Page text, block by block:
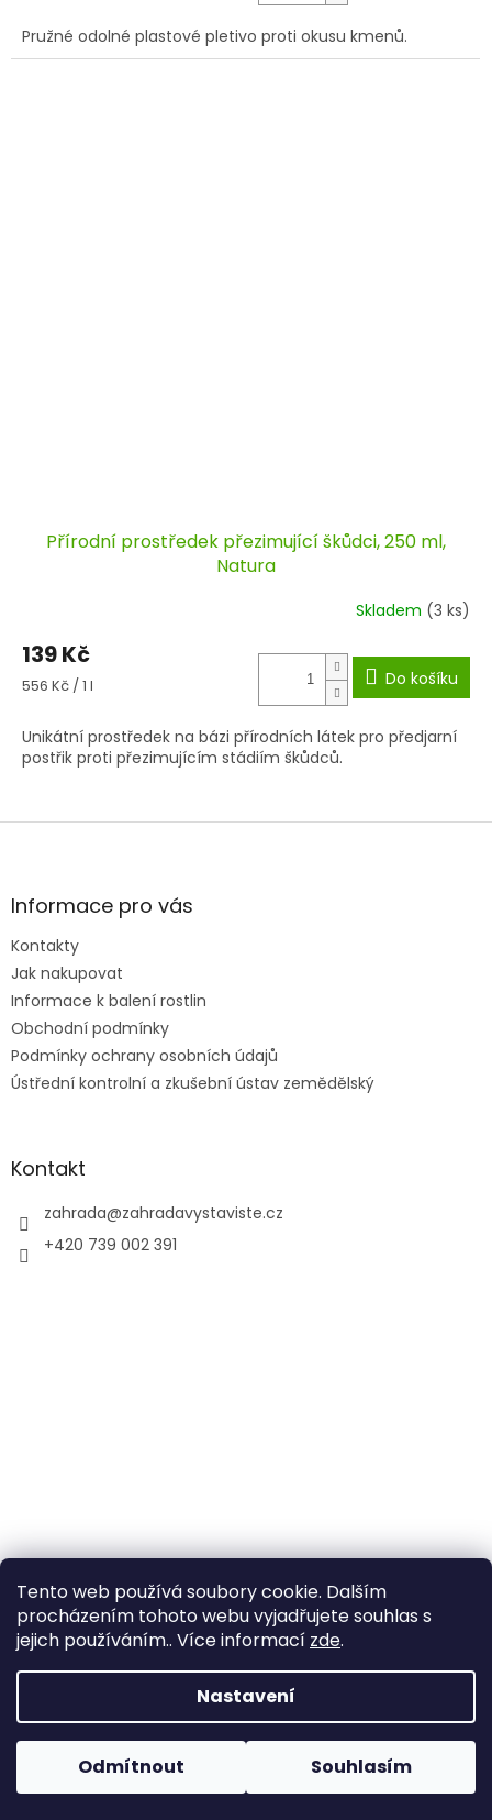
Tento web používá soubory cookie. Dalším
procházením tohoto webu vyjadřujete souhlas s
jejich používáním.. Více informací zde.
Nastavení
Odmítnout Souhlasím
Pružné odolné plastové pletivo proti okusu kmenů.
Přírodní prostředek přezimující škůdci, 250 ml,
Natura
Skladem (3 ks)
139 Kč
Měrná
556 Kč / 1 l Do košíku
Unikátní prostředek na bázi přírodních látek pro předjarní
postřik proti přezimujícím stádiím škůdců.
Z
aInformace pro vás
Kontakty
Jak nakupovat
Informace k balení rostlin
Obchodní podmínky
Podmínky ochrany osobních údajů
Ústřední kontrolní a zkušební ústav zemědělský
Kontakt
zahrada@zahradavystaviste.cz
+420 739 002 391
Copyright 2026Zahrada Výstaviště. Všechna práva
vyhrazena.
Upravit nastavení cookies